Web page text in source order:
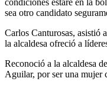
sea otro candidato
Carlos Canturosas, asistió
la alcaldesa ofreció a
Reconoció a la alcaldesa
Aguilar, por ser una mujer